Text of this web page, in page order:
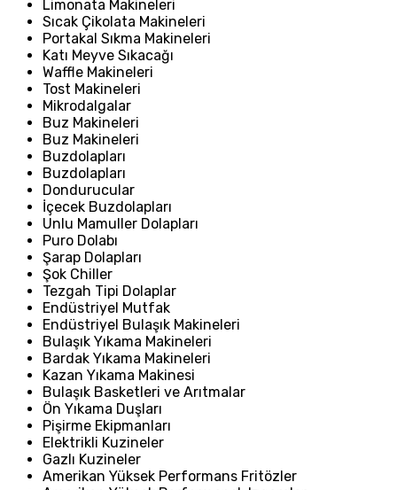
Limonata Makineleri
Sıcak Çikolata Makineleri
Portakal Sıkma Makineleri
Katı Meyve Sıkacağı
Waffle Makineleri
Tost Makineleri
Mikrodalgalar
Buz Makineleri
Buz Makineleri
Buzdolapları
Buzdolapları
Dondurucular
İçecek Buzdolapları
Unlu Mamuller Dolapları
Puro Dolabı
Şarap Dolapları
Şok Chiller
Tezgah Tipi Dolaplar
Endüstriyel Mutfak
Endüstriyel Bulaşık Makineleri
Bulaşık Yıkama Makineleri
Bardak Yıkama Makineleri
Kazan Yıkama Makinesi
Bulaşık Basketleri ve Arıtmalar
Ön Yıkama Duşları
Pişirme Ekipmanları
Elektrikli Kuzineler
Gazlı Kuzineler
Amerikan Yüksek Performans Fritözler